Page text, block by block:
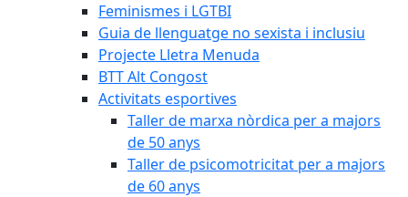
Feminismes i LGTBI
Guia de llenguatge no sexista i inclusiu
Projecte Lletra Menuda
BTT Alt Congost
Activitats esportives
Taller de marxa nòrdica per a majors
de 50 anys
Taller de psicomotricitat per a majors
de 60 anys